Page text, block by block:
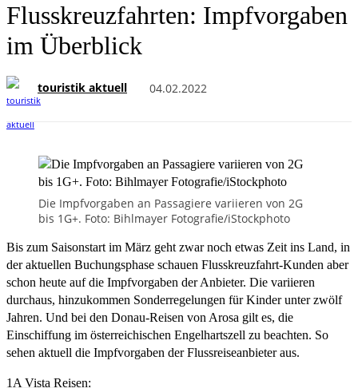
Flusskreuzfahrten: Impfvorgaben
im Überblick
touristik aktuell 04.02.2022
Die Impfvorgaben an Passagiere variieren von 2G
bis 1G+. Foto: Bihlmayer Fotografie/iStockphoto
Bis zum Saisonstart im März geht zwar noch etwas Zeit ins Land, in
der aktuellen Buchungsphase schauen Flusskreuzfahrt-Kunden aber
schon heute auf die Impfvorgaben der Anbieter. Die variieren
durchaus, hinzukommen Sonderregelungen für Kinder unter zwölf
Jahren. Und bei den Donau-Reisen von Arosa gilt es, die
Einschiffung im österreichischen Engelhartszell zu beachten. So
sehen aktuell die Impfvorgaben der Flussreiseanbieter aus.
1A Vista Reisen: